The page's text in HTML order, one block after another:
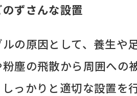
ずさんな設置
の原因として、養生や
塵の飛散から周囲への
っかりと適切な設置を